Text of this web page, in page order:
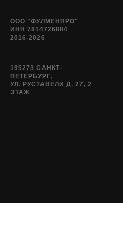
ООО "ФУЛМЕНПРО"
ИНН 7814726884
2016-2026
195273 САНКТ-
ПЕТЕРБУРГ,
УЛ. РУСТАВЕЛИ Д. 27, 2
ЭТАЖ